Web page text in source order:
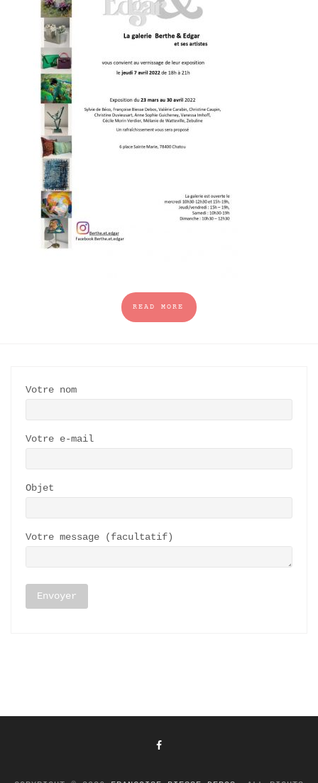
READ MORE
Votre nom
Votre e-mail
Objet
Votre message (facultatif)